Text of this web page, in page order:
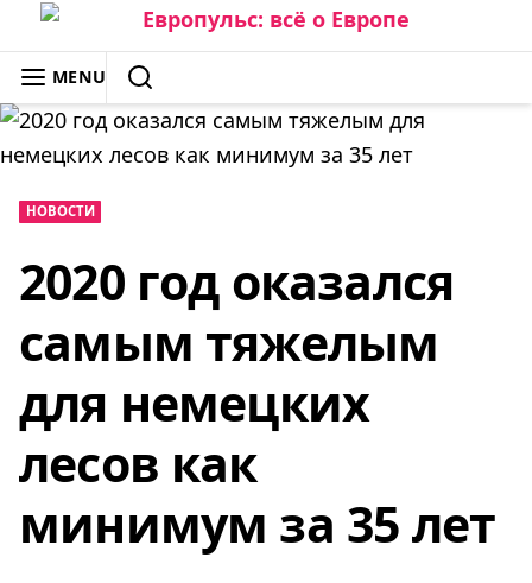
Skip
to
content
ЕВРОПУЛЬС: ВСЁ О ЕВРОПЕ
MENU
SEARCH
НОВОСТИ
2020 год оказался
самым тяжелым
для немецких
лесов как
минимум за 35 лет